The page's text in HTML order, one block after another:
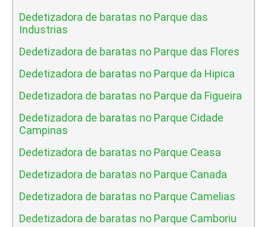
Dedetizadora de baratas no Parque das
Industrias
Dedetizadora de baratas no Parque das Flores
Dedetizadora de baratas no Parque da Hipica
Dedetizadora de baratas no Parque da Figueira
Dedetizadora de baratas no Parque Cidade
Campinas
Dedetizadora de baratas no Parque Ceasa
Dedetizadora de baratas no Parque Canada
Dedetizadora de baratas no Parque Camelias
Dedetizadora de baratas no Parque Camboriu